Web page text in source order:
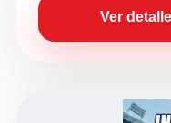
Ver